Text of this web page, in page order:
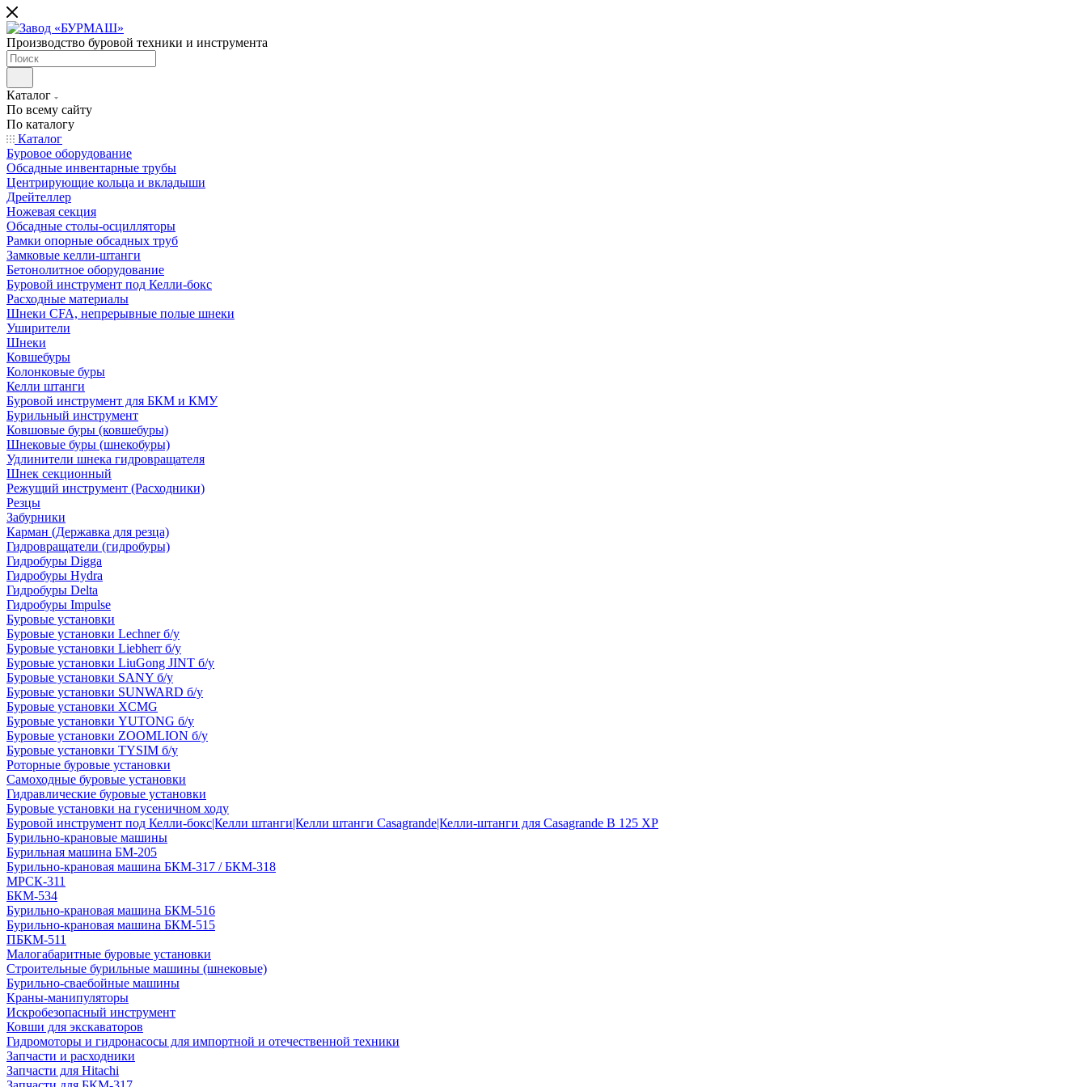
Производство буровой техники и инструмента
Каталог
По всему сайту
По каталогу
Каталог
Буровое оборудование
Обсадные инвентарные трубы
Центрирующие кольца и вкладыши
Дрейтеллер
Ножевая секция
Обсадные столы-осцилляторы
Рамки опорные обсадных труб
Замковые келли-штанги
Бетонолитное оборудование
Буровой инструмент под Келли-бокс
Расходные материалы
Шнеки CFA, непрерывные полые шнеки
Уширители
Шнеки
Ковшебуры
Колонковые буры
Келли штанги
Буровой инструмент для БКМ и КМУ
Бурильный инструмент
Ковшовые буры (ковшебуры)
Шнековые буры (шнекобуры)
Удлинители шнека гидровращателя
Шнек секционный
Режущий инструмент (Расходники)
Резцы
Забурники
Карман (Державка для резца)
Гидровращатели (гидробуры)
Гидробуры Digga
Гидробуры Hydra
Гидробуры Delta
Гидробуры Impulse
Буровые установки
Буровые установки Lechner б/у
Буровые установки Liebherr б/у
Буровые установки LiuGong JINT б/у
Буровые установки SANY б/у
Буровые установки SUNWARD б/у
Буровые установки XCMG
Буровые установки YUTONG б/у
Буровые установки ZOOMLION б/у
Буровые установки TYSIM б/у
Роторные буровые установки
Самоходные буровые установки
Гидравлические буровые установки
Буровые установки на гусеничном ходу
Буровой инструмент под Келли-бокс|Келли штанги|Келли штанги Casagrande|Келли-штанги для Casagrande B 125 XP
Бурильно-крановые машины
Бурильная машина БМ-205
Бурильно-крановая машина БКМ-317 / БКМ-318
МРСК-311
БКМ-534
Бурильно-крановая машина БКМ-516
Бурильно-крановая машина БКМ-515
ПБКМ-511
Малогабаритные буровые установки
Строительные бурильные машины (шнековые)
Бурильно-сваебойные машины
Краны-манипуляторы
Искробезопасный инструмент
Ковши для экскаваторов
Гидромоторы и гидронасосы для импортной и отечественной техники
Запчасти и расходники
Запчасти для Hitachi